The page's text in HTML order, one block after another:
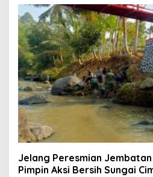
Jelang Peresmian
Pimpin Aksi Bersih Sungai